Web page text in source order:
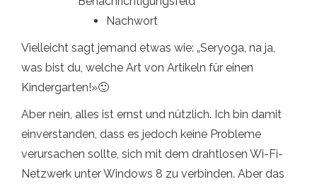
Nachwort
Vielleicht sagt jemand etwas wie: „Seryoga, na ja,
was bist du, welche Art von Artikeln für einen
Kindergarten!»🙂
Aber nein, alles ist ernst und nützlich. Ich bin damit
einverstanden, dass es jedoch keine Probleme
verursachen sollte, sich mit dem drahtlosen Wi-Fi-
Netzwerk unter Windows 8 zu verbinden. Aber das